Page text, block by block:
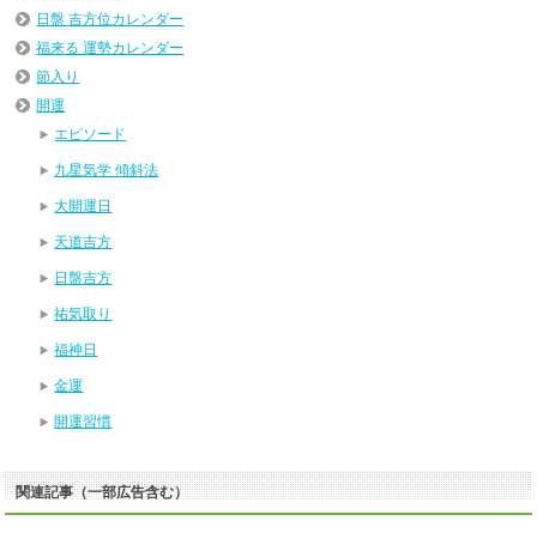
日盤 吉方位カレンダー
福来る 運勢カレンダー
節入り
開運
エピソード
九星気学 傾斜法
大開運日
天道吉方
日盤吉方
祐気取り
福神日
金運
開運習慣
関連記事（一部広告含む）